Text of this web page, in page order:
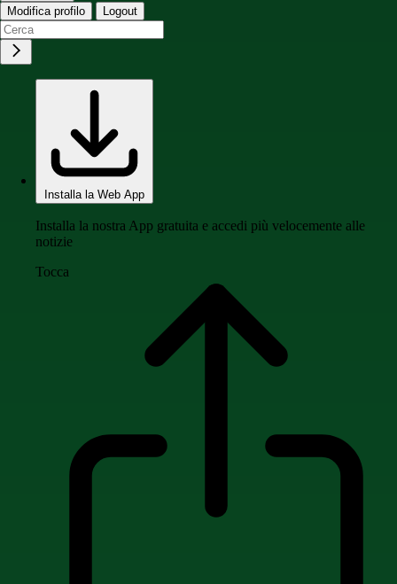
Modifica profilo Logout
Installa la Web App
Installa la nostra App gratuita e accedi più velocemente alle
notizie
Tocca